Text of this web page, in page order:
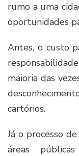
rumo a uma
oportunidades
Antes, o custo
maioria das
cartórios.
Já o processo
áreas